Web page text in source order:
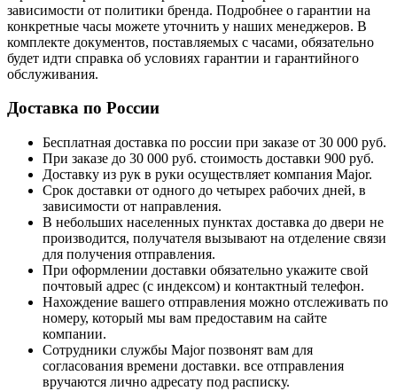
зависимости от политики бренда. Подробнее о гарантии на
конкретные часы можете уточнить у наших менеджеров. В
комплекте документов, поставляемых с часами, обязательно
будет идти справка об условиях гарантии и гарантийного
обслуживания.
Доставка по России
Бесплатная доставка по россии при заказе от 30 000 руб.
При заказе до 30 000 руб. стоимость доставки 900 руб.
Доставку из рук в руки осуществляет компания Major.
Срок доставки от одного до четырех рабочих дней, в
зависимости от направления.
В небольших населенных пунктах доставка до двери не
производится, получателя вызывают на отделение связи
для получения отправления.
При оформлении доставки обязательно укажите свой
почтовый адрес (с индексом) и контактный телефон.
Нахождение вашего отправления можно отслеживать по
номеру, который мы вам предоставим на сайте
компании.
Сотрудники службы Major позвонят вам для
согласования времени доставки. все отправления
вручаются лично адресату под расписку.